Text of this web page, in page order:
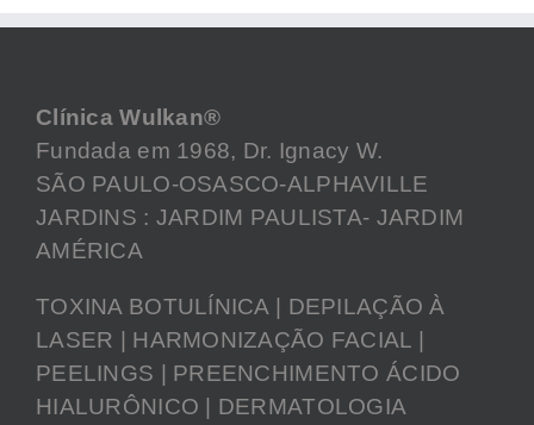
Clínica Wulkan®
Fundada em 1968, Dr. Ignacy W.
SÃO PAULO-OSASCO-ALPHAVILLE
JARDINS : JARDIM PAULISTA- JARDIM
AMÉRICA
TOXINA BOTULÍNICA | DEPILAÇÃO À
LASER | HARMONIZAÇÃO FACIAL |
PEELINGS | PREENCHIMENTO ÁCIDO
HIALURÔNICO | DERMATOLOGIA